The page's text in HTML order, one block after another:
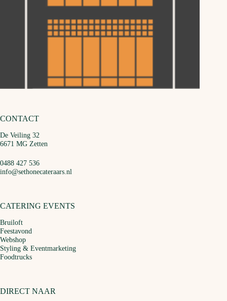
CONTACT
De Veiling 32
6671 MG Zetten
0488 427 536
info@sethonecateraars.nl
CATERING EVENTS
Bruiloft
Feestavond
Webshop
Styling & Eventmarketing
Foodtrucks
DIRECT NAAR